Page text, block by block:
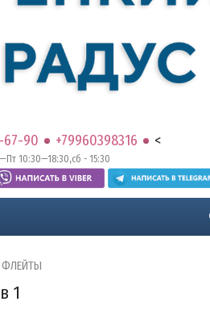
67-90 +79960398316 <
10:30—18:30,сб - 15:30
ФЛЕЙТЫ
1